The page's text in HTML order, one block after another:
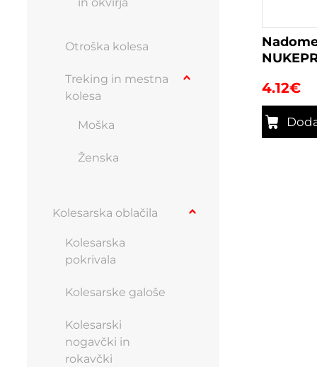
4.12€
Otroška kolesa
Treking in mestna
kolesa
Moška
Ženska
Kolesarska oblačila
Kolesarska
pokrivala
Kolesarske galoše
Kolesarski
nogavčki in
rokavčki